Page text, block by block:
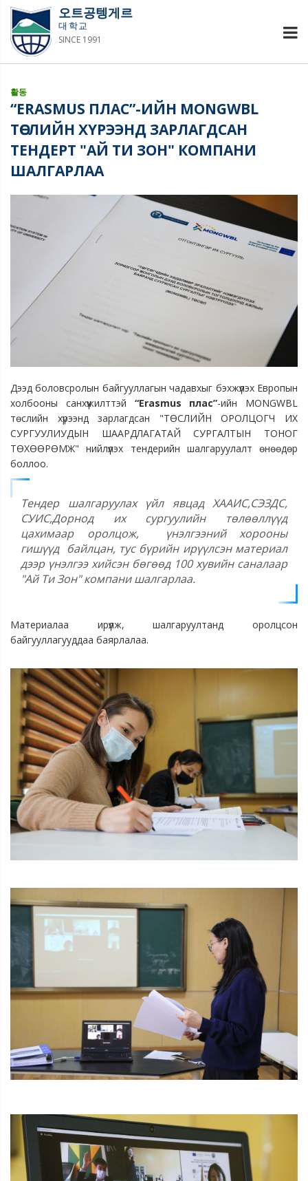
오트공텡게르
대학교
SINCE 1991
활동
“ERASMUS ПЛАС”-ИЙН MONGWBL
ТӨСЛИЙН ХҮРЭЭНД ЗАРЛАГДСАН
ТЕНДЕРТ "АЙ ТИ ЗОН" КОМПАНИ
ШАЛГАРЛАА
Дээд боловсролын байгууллагын чадавхыг бэхжүүлэх Европын
холбооны санхүүжилттэй “Erasmus плас”-ийн MONGWBL
төслийн хүрээнд зарлагдсан "ТӨСЛИЙН ОРОЛЦОГЧ ИХ
СУРГУУЛИУДЫН ШААРДЛАГАТАЙ СУРГАЛТЫН ТОНОГ
ТӨХӨӨРӨМЖ" нийлүүлэх тендерийн шалгаруулалт өнөөдөр
боллоо.
Тендер шалгаруулах үйл явцад ХААИС,СЭЗДС,
СУИС,Дорнод их сургуулийн төлөөллүүд
цахимаар оролцож,
үнэлгээний хорооны
гишүүдбайлцан, тус бүрийн ирүүлсэн материал
дээр үнэлгээ хийсэн бөгөөд 100 хувийн саналаар
"Ай Ти Зон" компани шалгарлаа.
Материалаа ирүүлж, шалгаруултанд оролцсон
байгууллагууддаа баярлалаа.